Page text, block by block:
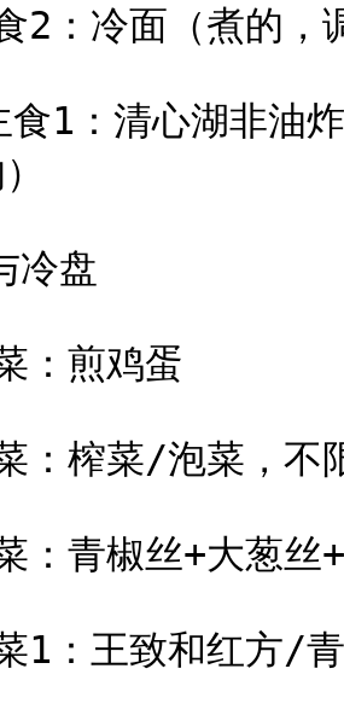
2：冷面（煮的，
食1：清心湖非油
冷盘
：煎鸡蛋
：榨菜/泡菜，不
：青椒丝+大葱丝
1：王致和红方/